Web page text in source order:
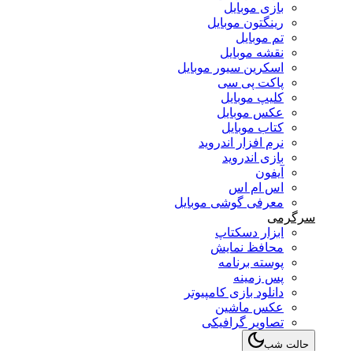
بازی موبایل
رینگتون موبایل
تم موبایل
نقشه موبایل
اسکرین سیور موبایل
پاکت پی سی
کلیپ موبایل
عکس موبایل
کتاب موبایل
نرم افزار اندروید
بازی اندروید
آیفون
اس ام اس
معرفی گوشی موبایل
سرگرمی
ابزار دسکتاپ
محافظ نمایش
پوسته برنامه
پس زمینه
دانلود بازی کامپیوتر
عکس ماشین
تصاویر گرافیکی
حالت شب